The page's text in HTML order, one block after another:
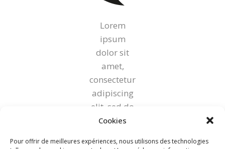
Cookies
Pour offrir de meilleures expériences, nous utilisons des technologies
Lorem
ipsum
dolor sit
amet,
consectetur
adipiscing
elit, sed do
eiusmod